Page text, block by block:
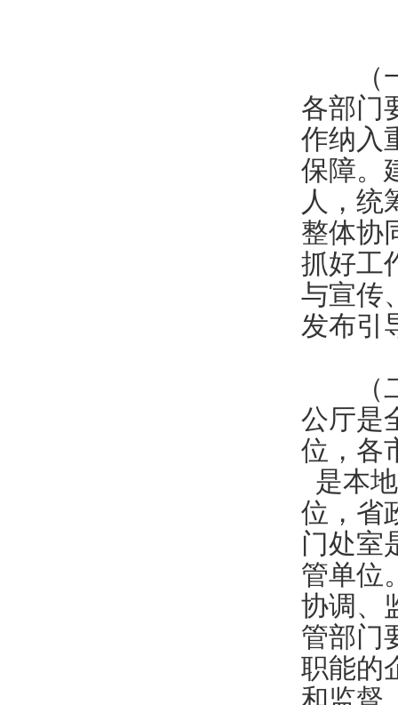
（一
各部门
作纳入
保障。
人，统
整体协
抓好工
与宣传
发布引
（二
公厅是
位，各
是本
位，省
门处室
管单位
协调、
管部门
职能的